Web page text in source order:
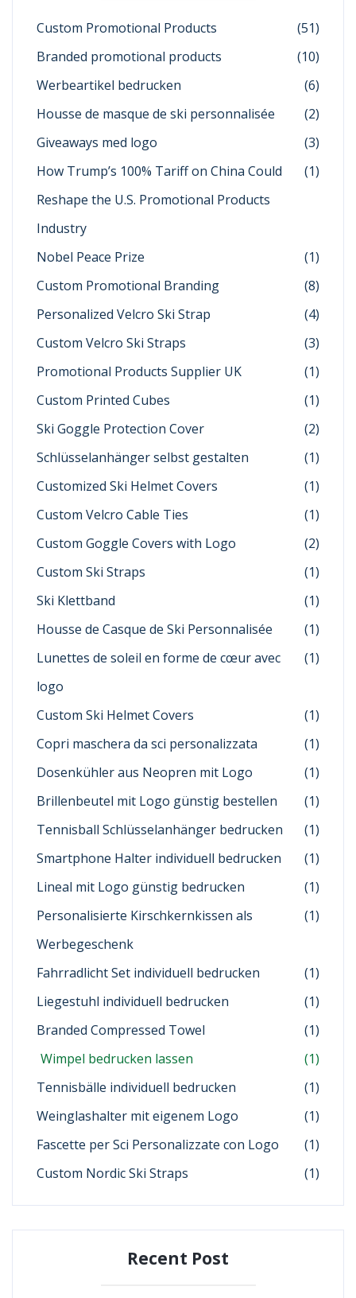
Custom Promotional Products
(51)
Branded promotional products
(10)
Werbeartikel bedrucken
(6)
Housse de masque de ski personnalisée
(2)
Giveaways med logo
(3)
How Trump’s 100% Tariff on China Could
Reshape the U.S. Promotional Products
Industry
(1)
Nobel Peace Prize
(1)
Custom Promotional Branding
(8)
Personalized Velcro Ski Strap
(4)
Custom Velcro Ski Straps
(3)
Promotional Products Supplier UK
(1)
Custom Printed Cubes
(1)
Ski Goggle Protection Cover
(2)
Schlüsselanhänger selbst gestalten
(1)
Customized Ski Helmet Covers
(1)
Custom Velcro Cable Ties
(1)
Custom Goggle Covers with Logo
(2)
Custom Ski Straps
(1)
Ski Klettband
(1)
Housse de Casque de Ski Personnalisée
(1)
Lunettes de soleil en forme de cœur avec
logo
(1)
Custom Ski Helmet Covers
(1)
Copri maschera da sci personalizzata
(1)
Dosenkühler aus Neopren mit Logo
(1)
Brillenbeutel mit Logo günstig bestellen
(1)
Tennisball Schlüsselanhänger bedrucken
(1)
Smartphone Halter individuell bedrucken
(1)
Lineal mit Logo günstig bedrucken
(1)
Personalisierte Kirschkernkissen als
Werbegeschenk
(1)
Fahrradlicht Set individuell bedrucken
(1)
Liegestuhl individuell bedrucken
(1)
Branded Compressed Towel
(1)
Wimpel bedrucken lassen
(1)
Tennisbälle individuell bedrucken
(1)
Weinglashalter mit eigenem Logo
(1)
Fascette per Sci Personalizzate con Logo
(1)
Custom Nordic Ski Straps
(1)
Recent Post